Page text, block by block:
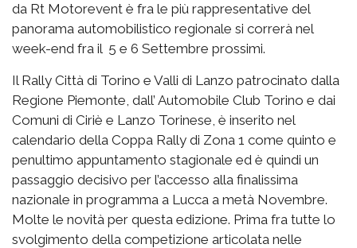
da Rt Motorevent è fra le più rappresentative del
panorama automobilistico regionale si correrà nel
week-end fra il 5 e 6 Settembre prossimi.
Il Rally Città di Torino e Valli di Lanzo patrocinato dalla
Regione Piemonte, dall’ Automobile Club Torino e dai
Comuni di Ciriè e Lanzo Torinese, è inserito nel
calendario della Coppa Rally di Zona 1 come quinto e
penultimo appuntamento stagionale ed è quindi un
passaggio decisivo per l’accesso alla finalissima
nazionale in programma a Lucca a metà Novembre.
Molte le novità per questa edizione. Prima fra tutte lo
svolgimento della competizione articolata nelle